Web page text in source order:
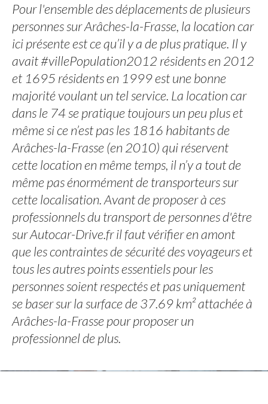
Pour l'ensemble des déplacements de plusieurs
personnes sur Arâches-la-Frasse, la location car
ici présente est ce qu’il y a de plus pratique. Il y
avait #villePopulation2012 résidents en 2012
et 1695 résidents en 1999 est une bonne
majorité voulant un tel service. La location car
dans le 74 se pratique toujours un peu plus et
même si ce n’est pas les 1816 habitants de
Arâches-la-Frasse (en 2010) qui réservent
cette location en même temps, il n’y a tout de
même pas énormément de transporteurs sur
cette localisation. Avant de proposer à ces
professionnels du transport de personnes d'être
sur Autocar-Drive.fr il faut vérifier en amont
que les contraintes de sécurité des voyageurs et
tous les autres points essentiels pour les
personnes soient respectés et pas uniquement
se baser sur la surface de 37.69 km² attachée à
Arâches-la-Frasse pour proposer un
professionnel de plus.